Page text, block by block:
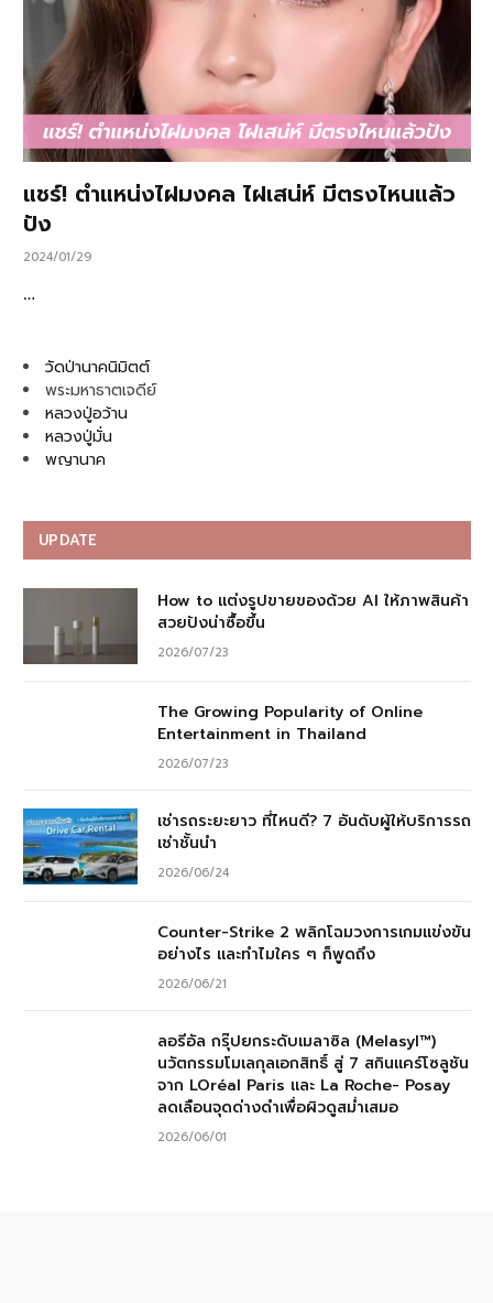
แชร์! ตำแหน่งไฝมงคล ไฝเสน่ห์ มีตรงไหนแล้ว
ปัง
2024/01/29
…
วัดป่านาคนิมิตต์
พระมหาธาตเจดีย์
หลวงปู่อว้าน
หลวงปู่มั่น
พญานาค
UPDATE
How to แต่งรูปขายของด้วย AI ให้ภาพสินค้า
สวยปังน่าซื้อขึ้น
2026/07/23
The Growing Popularity of Online
Entertainment in Thailand
2026/07/23
เช่ารถระยะยาว ที่ไหนดี? 7 อันดับผู้ให้บริการรถ
เช่าชั้นนำ
2026/06/24
Counter-Strike 2 พลิกโฉมวงการเกมแข่งขัน
อย่างไร และทำไมใคร ๆ ก็พูดถึง
2026/06/21
ลอรีอัล กรุ๊ปยกระดับเมลาซิล (Melasyl™)
นวัตกรรมโมเลกุลเอกสิทธิ์ สู่ 7 สกินแคร์โซลูชัน
จาก LOréal Paris และ La Roche- Posay
ลดเลือนจุดด่างดำเพื่อผิวดูสม่ำเสมอ
2026/06/01